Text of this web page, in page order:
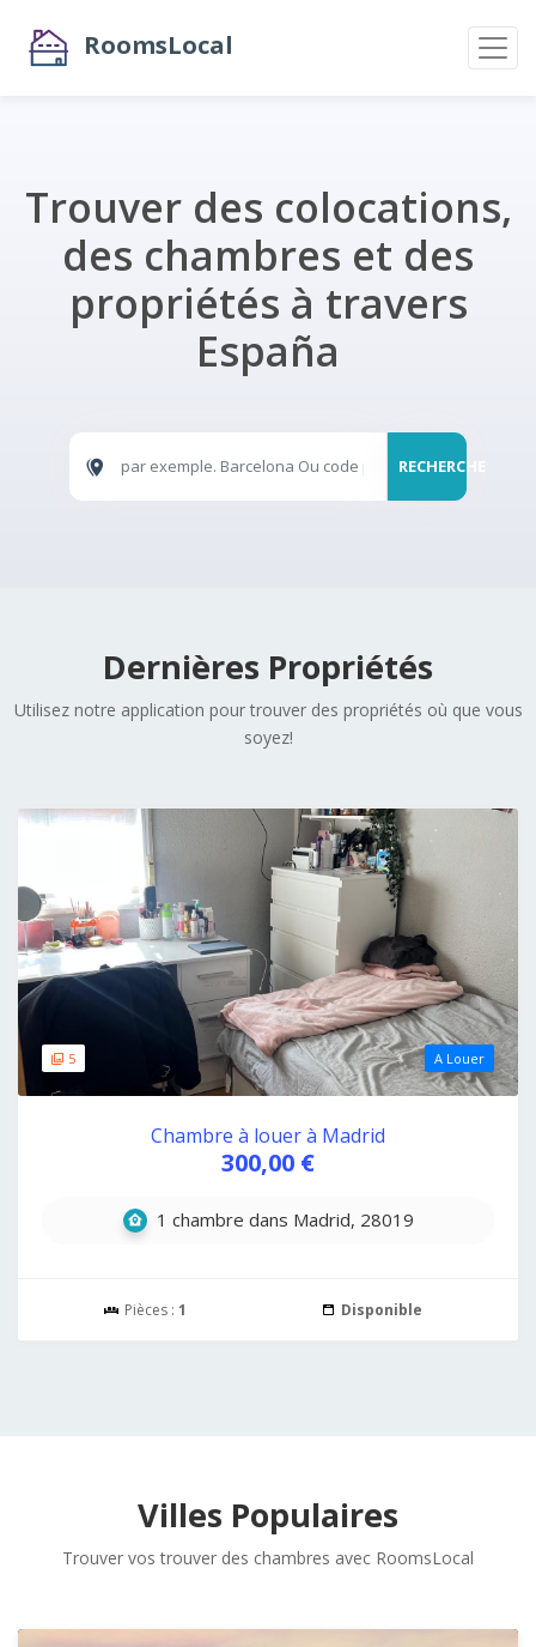
RoomsLocal
Trouver des colocations,
des chambres et des
propriétés à travers
España
RECHERCHE
Dernières Propriétés
Utilisez notre application pour trouver des propriétés où que vous
soyez!
5 A Louer
Chambre à louer à Madrid
300,00 €
1 chambre dans Madrid, 28019
Pièces : 1 Disponible
Villes Populaires
Trouver vos trouver des chambres avec RoomsLocal